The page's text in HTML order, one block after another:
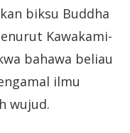
biksu Buddha
Kawakami-
bahawa beliau
ilmu
wujud.